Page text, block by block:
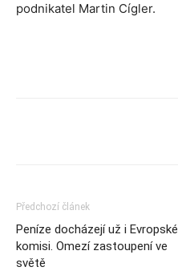
podnikatel Martin Cígler.
Předchozí článek
Peníze docházejí už i Evropské
komisi. Omezí zastoupení ve
světě